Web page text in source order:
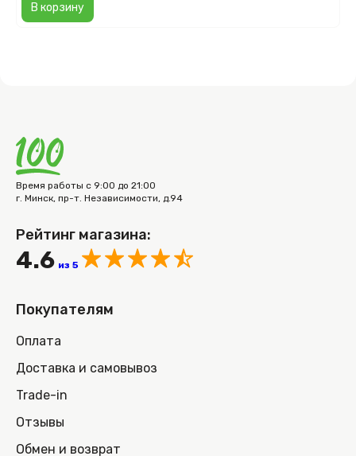
В корзину
Время работы с 9:00 до 21:00
г. Минск, пр-т. Независимости, д.94
Рейтинг магазина:
4.6 из 5
Покупателям
Оплата
Доставка и самовывоз
Trade-in
Отзывы
Обмен и возврат